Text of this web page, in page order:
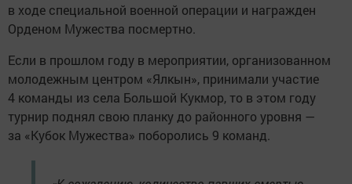
в ходе специальной военной операции и награжден
Орденом Мужества посмертно.
Если в прошлом году в мероприятии, организованном
молодежным центром «Ялкын», принимали участие
4 команды из села Большой Кукмор, то в этом году
турнир поднял свою планку до районного уровня —
за «Кубок Мужества» поборолись 9 команд.